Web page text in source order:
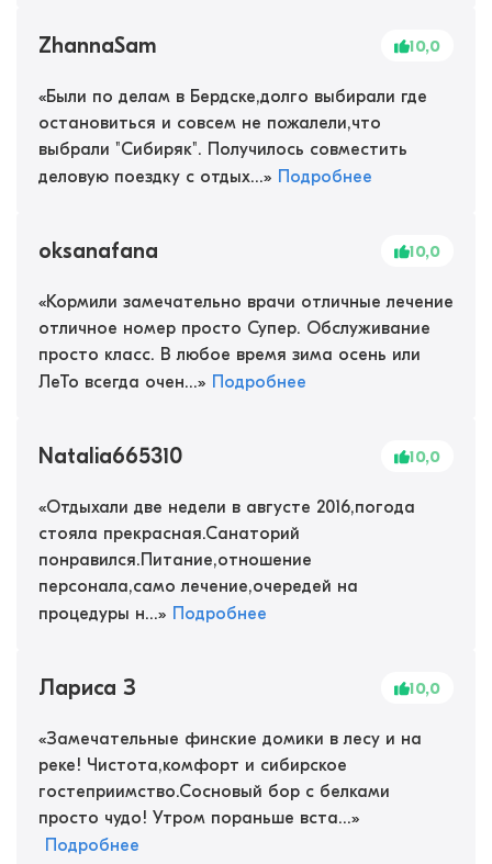
ZhannaSam 10,0
«Были по делам в Бердске,долго выбирали где
остановиться и совсем не пожалели,что
выбрали "Сибиряк". Получилось совместить
деловую поездку с отдых...» Подробнее
oksanafana 10,0
«Кормили замечательно врачи отличные лечение
отличное номер просто Супер. Обслуживание
просто класс. В любое время зима осень или
ЛеТо всегда очен...» Подробнее
Natalia665310 10,0
«Отдыхали две недели в августе 2016,погода
стояла прекрасная.Санаторий
понравился.Питание,отношение
персонала,само лечение,очередей на
процедуры н...» Подробнее
Лариса З 10,0
«Замечательные финские домики в лесу и на
реке! Чистота,комфорт и сибирское
гостеприимство.Сосновый бор с белками
просто чудо! Утром пораньше вста...»
Подробнее